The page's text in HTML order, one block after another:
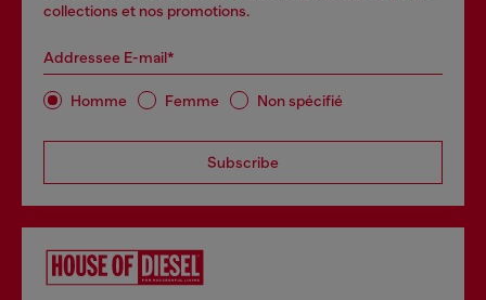
collections et nos promotions.
Addressee E-mail*
Homme Femme Non spécifié
Subscribe